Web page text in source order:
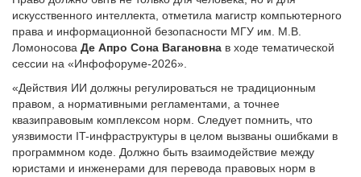
искусственного интеллекта, отметила магистр компьютерного
права и информационной безопасности МГУ им. М.В.
Ломоносова Де Апро Сона Вагановна в ходе тематической
сессии на «Инфофоруме-2026».
«Действия ИИ должны регулироваться не традиционным
правом, а нормативными регламентами, а точнее
квазиправовым комплексом норм. Следует помнить, что
уязвимости IT-инфраструктуры в целом вызваны ошибками в
программном коде. Должно быть взаимодействие между
юристами и инженерами для перевода правовых норм в